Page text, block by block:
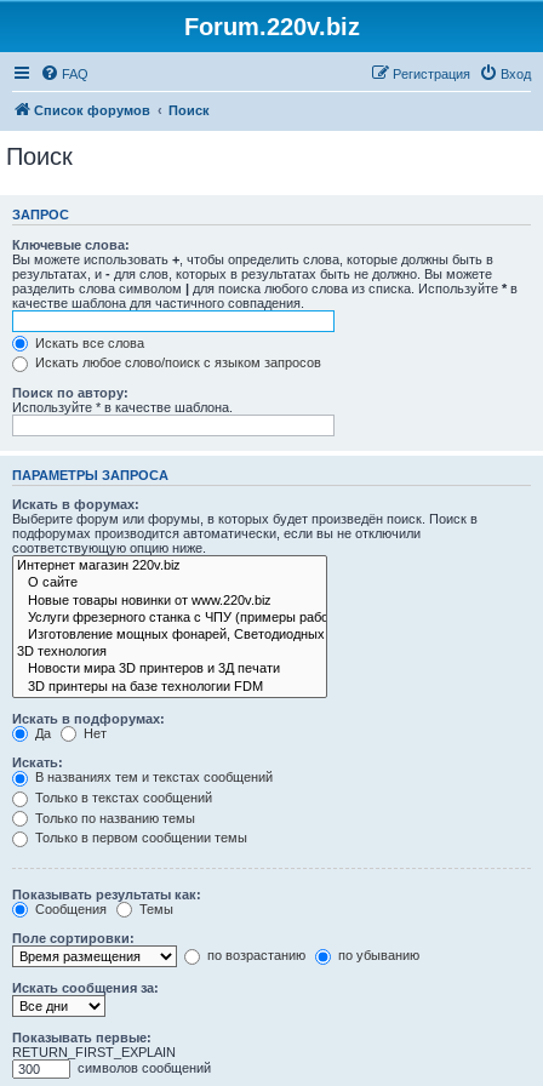
Forum.220v.biz
FAQ Вход
Регистрация
Список форумов Поиск
Поиск
ЗАПРОС
Ключевые слова:
Вы можете использовать + , чтобы определить слова, которые должны быть в
результатах, и - для слов, которых в результатах быть не должно. Вы можете
разделить слова символом | для поиска любого слова из списка. Используйте * в
качестве шаблона для частичного совпадения.
Искать все слова
Искать любое слово/поиск с языком запросов
Поиск по автору:
Используйте * в качестве шаблона.
ПАРАМЕТРЫ ЗАПРОСА
Искать в форумах:
Выберите форум или форумы, в которых будет произведён поиск. Поиск в
подфорумах производится автоматически, если вы не отключили
соответствующую опцию ниже.
Искать в подфорумах:
Да
Нет
Искать:
В названиях тем и текстах сообщений
Только в текстах сообщений
Только по названию темы
Только в первом сообщении темы
Показывать результаты как:
Сообщения
Темы
Поле сортировки:
по возрастанию
по убыванию
Искать сообщения за:
Показывать первые:
RETURN_FIRST_EXPLAIN
символов сообщений